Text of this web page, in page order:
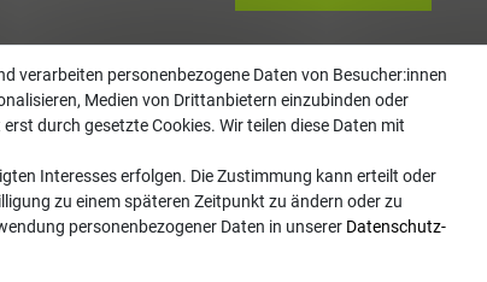
verarbeiten personenbezogene Daten von Besucher:innen
Medien von Drittanbietern einzubinden oder
durch gesetzte Cookies. Wir teilen diese Daten mit
Interesses erfolgen. Die Zustimmung kann erteilt oder
zu einem späteren Zeitpunkt zu ändern oder zu
personenbezogener Daten in unserer Daten­schutz­